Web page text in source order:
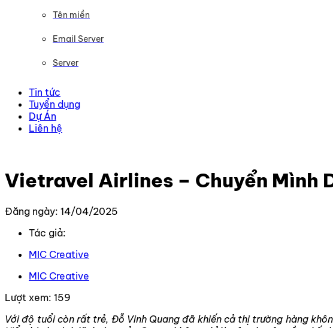
Tên miền
Email Server
Server
Tin tức
Tuyển dụng
Dự Án
Liên hệ
Vietravel Airlines – Chuyển Mình
Đăng ngày: 14/04/2025
Tác giả:
MIC Creative
MIC Creative
Lượt xem: 159
Với độ tuổi còn rất trẻ, Đỗ Vinh Quang đã khiến cả thị trường hàng